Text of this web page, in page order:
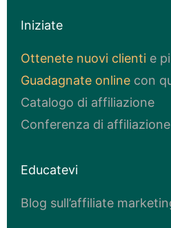
Iniziate
Ottenete nuovi clienti e
Guadagnate online con
Catalogo di affiliazione
Conferenza di affiliazione
Educatevi
Blog sull’affiliate